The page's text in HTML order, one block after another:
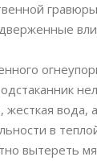
в
вытереть